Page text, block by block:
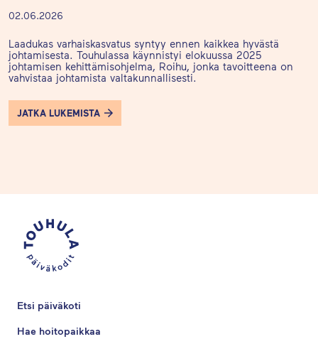
02.06.2026
Laadukas varhaiskasvatus syntyy ennen kaikkea hyvästä
johtamisesta. Touhulassa käynnistyi elokuussa 2025
johtamisen kehittämisohjelma, Roihu, jonka tavoitteena on
vahvistaa johtamista valtakunnallisesti.
JATKA LUKEMISTA
Etsi päiväkoti
Hae hoitopaikkaa